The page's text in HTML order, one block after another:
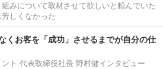
みについて取材させて欲しいと頼んでいた
しくなかった
くお客を「成功」させるまでが自分の仕
ト 代表取締役社長 野村健インタビュー